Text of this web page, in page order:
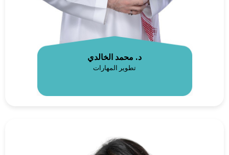
د. محمد الخالدي
تطوير المهارات